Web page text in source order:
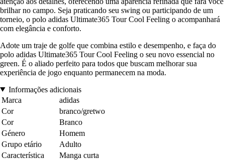
brilhar no campo. Seja praticando seu swing ou participando de um
torneio, o polo adidas Ultimate365 Tour Cool Feeling o acompanhará
com elegância e conforto.
Adote um traje de golfe que combina estilo e desempenho, e faça do
polo adidas Ultimate365 Tour Cool Feeling o seu novo essencial no
green. É o aliado perfeito para todos que buscam melhorar sua
experiência de jogo enquanto permanecem na moda.
Informações adicionais
Marca
adidas
Cor
branco/gretwo
Cor
Branco
Género
Homem
Grupo etário
Adulto
Característica
Manga curta